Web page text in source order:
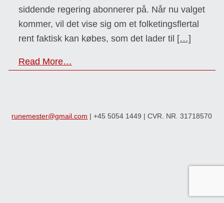
siddende regering abonnerer på. Når nu valget
kommer, vil det vise sig om et folketingsflertal
rent faktisk kan købes, som det lader til […]
Read More…
runemester@gmail.com | +45 5054 1449 | CVR. NR. 31718570